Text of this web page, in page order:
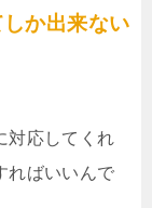
か出来ない
対応してくれ
ればいいんで